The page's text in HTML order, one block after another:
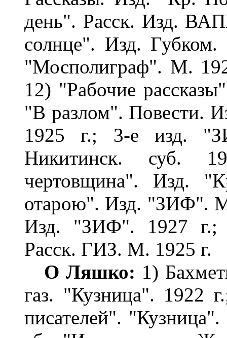
день". Расск. Изд.
солнце". Изд.
"Мосполиграф". М.
12) "Рабочие
"В разлом". Повести.
1925 г.; 3-е изд.
Никитинск. суб.
чертовщина". Изд.
отарою". Изд. "ЗИФ".
Изд. "ЗИФ". 1927 г.;
Расск. ГИЗ. М. 1925 г.
О Ляшко: 1)
газ. "Кузница". 1922
писателей".